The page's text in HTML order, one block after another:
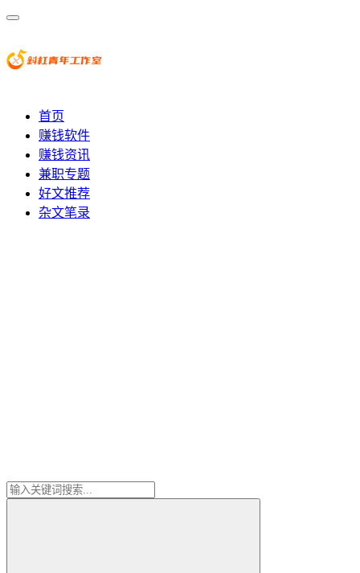
首页
赚钱软件
赚钱资讯
兼职专题
好文推荐
杂文笔录